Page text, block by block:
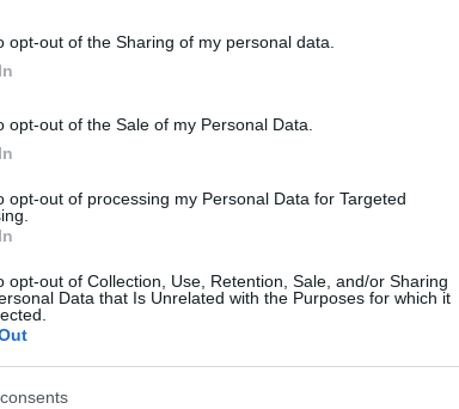
opt-out of the Sharing of my personal data.
opt-out of the Sale of my Personal Data.
opt-out of processing my Personal Data for Targeted
opt-out of Collection, Use, Retention, Sale, and/or Sharing
Data that Is Unrelated with the Purposes for which it
autunno, che ritornano al centro le
in Rai. Questa volta, però, non ci
di “lottizzazione” – come ha ribadito più
sia mediatica che politica – ma di scelta
in onda.